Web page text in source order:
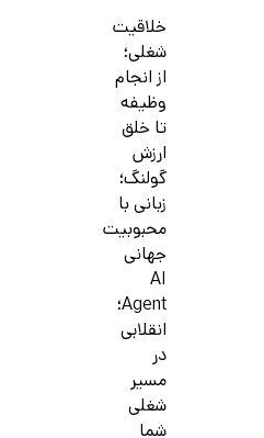
خلاقیت
شغلی؛
از انجام
وظیفه
تا خلق
ارزش
گولنگ؛
زبانی با
محبوبیت
جهانی
AI
Agent؛
انقلابی
در
مسیر
شغلی